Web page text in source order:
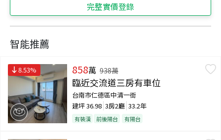
完整實價登錄
智能推薦
8.53% 858萬 938萬
臨近交流道三房有車位
台南市仁德區中清一街
建坪36.98 3房2廳 33.2年
有裝潢 前後陽台 有陽台